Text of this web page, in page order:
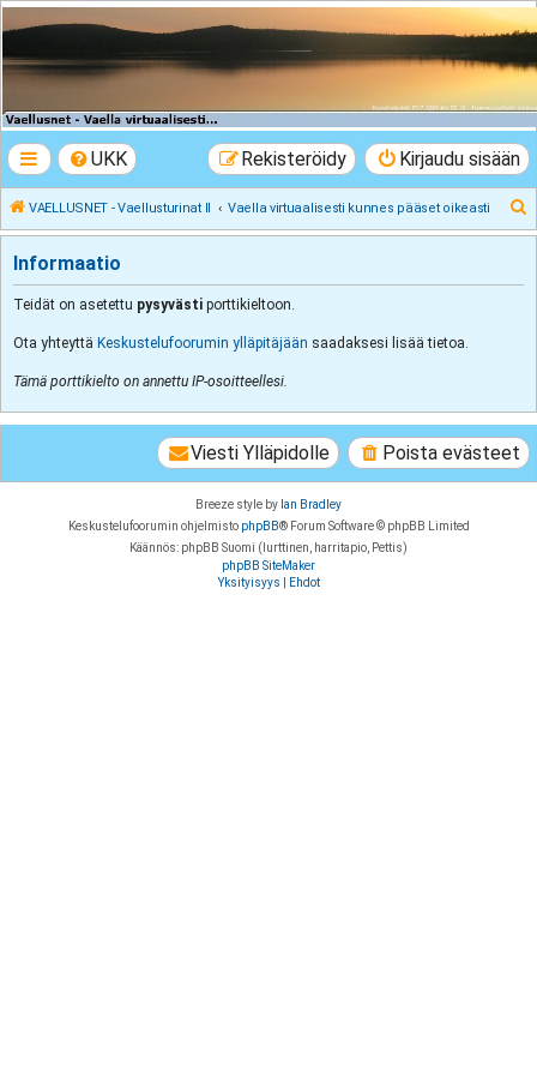
VAELLUSNET -
Vaellusturinat II
UKK Kirjaudu sisään
Rekisteröidy
VAELLUSNET - Vaellusturinat II Vaella virtuaalisesti kunnes pääset oikeasti
t
Informaatio
Teidät on asetettu pysyvästi porttikieltoon.
Ota yhteyttä Keskustelufoorumin ylläpitäjään saadaksesi lisää tietoa.
Tämä porttikielto on annettu IP-osoitteellesi.
Poista evästeet
Viesti Ylläpidolle
Breeze style by Ian Bradley
Keskustelufoorumin ohjelmisto phpBB® Forum Software © phpBB Limited
Käännös: phpBB Suomi (lurttinen, harritapio, Pettis)
phpBB SiteMaker
Yksityisyys
Ehdot